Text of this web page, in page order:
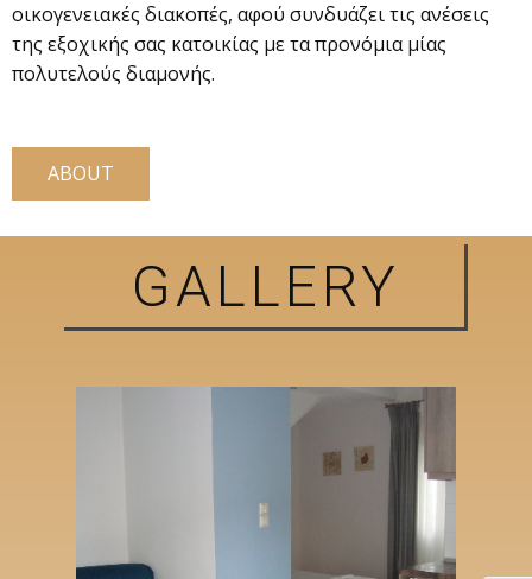
οικογενειακές διακοπές, αφού συνδυάζει τις ανέσεις
της εξοχικής σας κατοικίας με τα προνόμια μίας
πολυτελούς διαμονής.
ABOUT
GALLERY